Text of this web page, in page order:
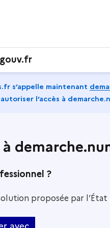
s’appelle maintenant
l‘accès à
?
proposée par